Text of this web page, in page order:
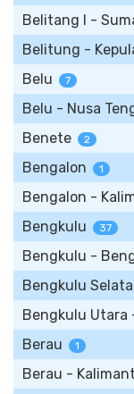
Belitang I -
Belitung -
Belu 7
Belu - Nusa
Benete 2
Bengalon 1
Bengalon -
Bengkulu 37
Bengkulu -
Bengkulu
Bengkulu Utara
Berau 1
Berau -